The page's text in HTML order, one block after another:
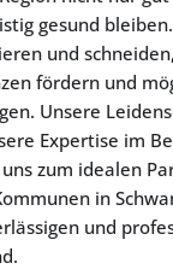
gesund
und
fördern und
Unsere
Expertise im
zum idealen
in
und